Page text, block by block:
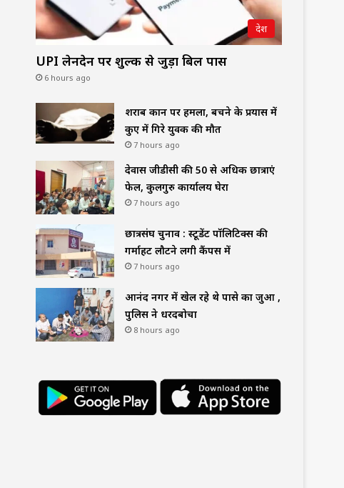
देश
UPI लेनदेन पर शुल्क से जुड़ा बिल पास
6 hours ago
शराब दुकान पर हमला, बचने के प्रयास में
कुए में गिरे युवक की मौत
7 hours ago
देवास जीडीसी की 50 से अधिक छात्राएं
फेल, कुलगुरु कार्यालय घेरा
7 hours ago
छात्रसंघ चुनाव : स्टूडेंट पॉलिटिक्स की
गर्माहट लौटने लगी कैंपस में
7 hours ago
आनंद नगर में खेल रहे थे पासे का जुआ ,
पुलिस ने धरदबोचा
8 hours ago